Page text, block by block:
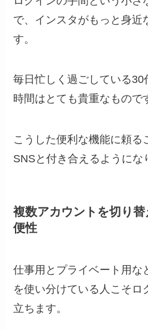
で、インスタがもっと身近
す。
毎日忙しく過ごしている30
時間はとても貴重なもので
こうした便利な機能に頼る
SNSと付き合えるようにな
複数アカウントを切り
便性
仕事用とプライベート用な
を使い分けている人こそロ
立ちます。